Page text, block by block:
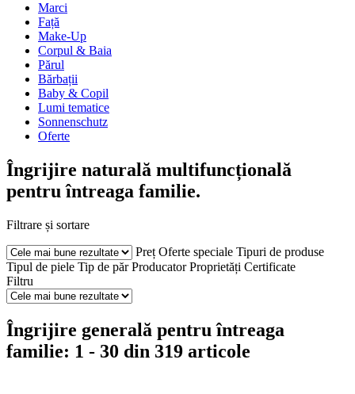
Marci
Față
Make-Up
Corpul & Baia
Părul
Bărbații
Baby & Copil
Lumi tematice
Sonnenschutz
Oferte
Îngrijire naturală multifuncțională
pentru întreaga familie.
Filtrare și sortare
Preț Oferte speciale Tipuri de produse
Tipul de piele Tip de păr Producator Proprietăți Certificate
Filtru
Îngrijire generală pentru întreaga
familie: 1 - 30 din 319 articole